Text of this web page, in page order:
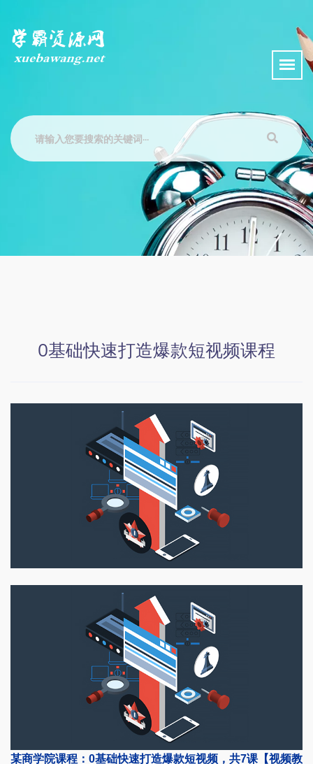
0基础快速打造爆款短视频课程
某商学院课程：0基础快速打造爆款短视频，共7课【视频教